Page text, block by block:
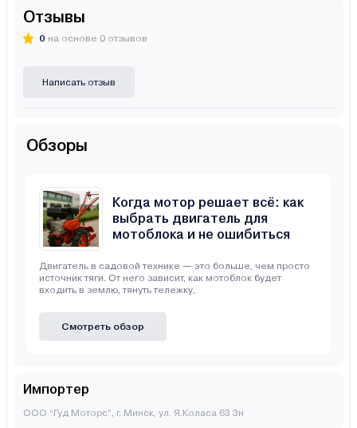
Отзывы
0 на основе 0 отзывов
Написать отзыв
Обзоры
Когда мотор решает всё: как
выбрать двигатель для
мотоблока и не ошибиться
Двигатель в садовой технике — это больше, чем просто
источник тяги. От него зависит, как мотоблок будет
входить в землю, тянуть тележку,
Смотреть обзор
Импортер
ООО “Гуд Моторс”, г. Минск, ул. Я.Коласа 63 3н